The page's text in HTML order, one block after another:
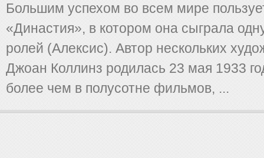
Большим успехом во всем мире
«Династия», в котором она сыграла
ролей (Алексис). Автор нескольких
Джоан Коллинз родилась 23 мая 1933
более чем в полусотне фильмов, ...